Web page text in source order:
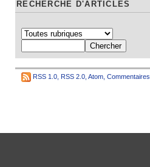
RECHERCHE D'ARTICLES
RSS 1.0 RSS 2.0 Atom Commentaires